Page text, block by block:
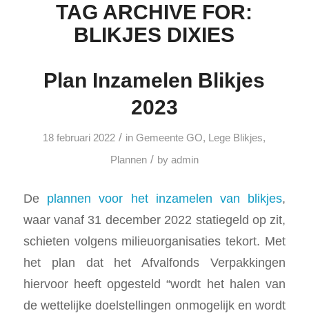
TAG ARCHIVE FOR:
BLIKJES DIXIES
Plan Inzamelen Blikjes
2023
18 februari 2022 / inGemeente GO, Lege Blikjes,
Plannen / by admin
De plannen voor het inzamelen van blikjes,
waar vanaf 31 december 2022 statiegeld op zit,
schieten volgens milieuorganisaties tekort. Met
het plan dat het Afvalfonds Verpakkingen
hiervoor heeft opgesteld “wordt het halen van
de wettelijke doelstellingen onmogelijk en wordt